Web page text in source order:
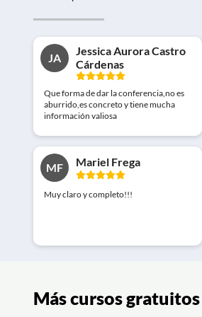
JA
Jessica Aurora Castro
Cárdenas
Que forma de dar la conferencia,no es
aburrido,es concreto y tiene mucha
información valiosa
MF Mariel Frega
Muy claro y completo!!!
Más cursos